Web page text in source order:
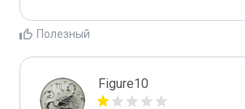
Полезный
Figure10